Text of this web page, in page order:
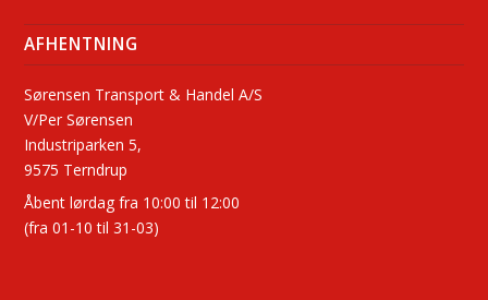
AFHENTNING
Sørensen Transport & Handel A/S
V/Per Sørensen
Industriparken 5,
9575 Terndrup
Åbent lørdag fra 10:00 til 12:00
(fra 01-10 til 31-03)